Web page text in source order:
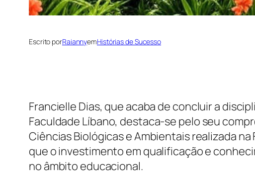
Escrito porRaiannyemHistórias de Sucesso
Francielle Dias, que acaba de concluir a
Faculdade Líbano, destaca-se pelo seu
Ciências Biológicas e Ambientais realizada
que o investimento em qualificação e
no âmbito educacional.